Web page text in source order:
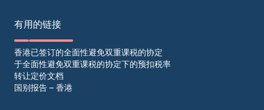
有用的链接
香港已签订的全面性避免双重课税的协定
于全面性避免双重课税的协定下的预扣税率
转让定价文档
国别报告 – 香港